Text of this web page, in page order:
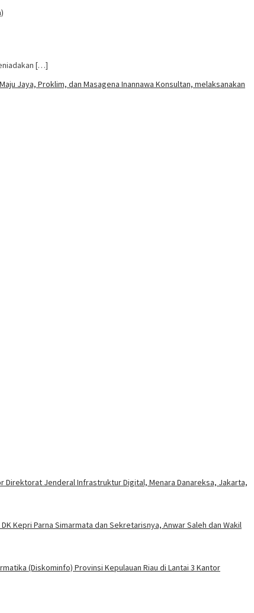
[…]